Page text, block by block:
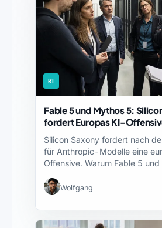
KI
Fable 5 und Mythos 5:
fordert Europas KI-
Silicon Saxony fordert nach
für Anthropic-Modelle eine
Offensive. Warum Fable 5
Wolfgang